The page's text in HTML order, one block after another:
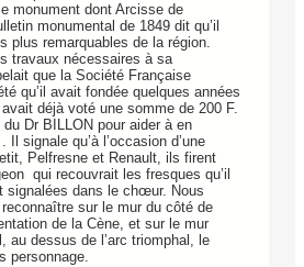
monument dont Arcisse de
monumental de 1849 dit qu’il
plus remarquables de la région.
travaux nécessaires à sa
que la Société Française
qu’il avait fondée quelques années
déjà voté une somme de 200 F.
Dr BILLON pour aider à en
signale qu’à l’occasion d’une
Pelfresne et Renault, ils firent
qui recouvrait les fresques qu’il
signalées dans le chœur. Nous
sur le mur du côté de
de la Cène, et sur le mur
au dessus de l’arc triomphal, le
personnage.